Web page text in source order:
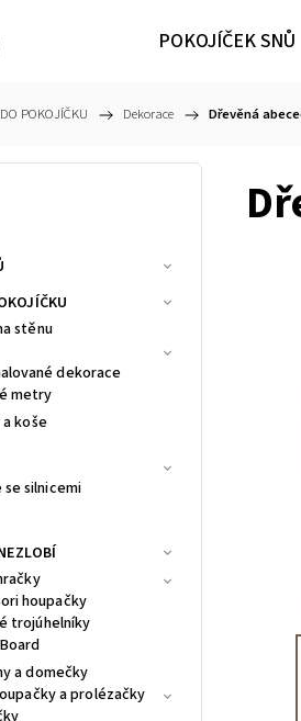
POKOJÍČEK SNŮ
POKOJÍČKU / Dekorace / Dřevěná
stěnu
dekorace
metry
koše
silnicemi
houpačky
trojúhelníky
a domečky
a prolézačky